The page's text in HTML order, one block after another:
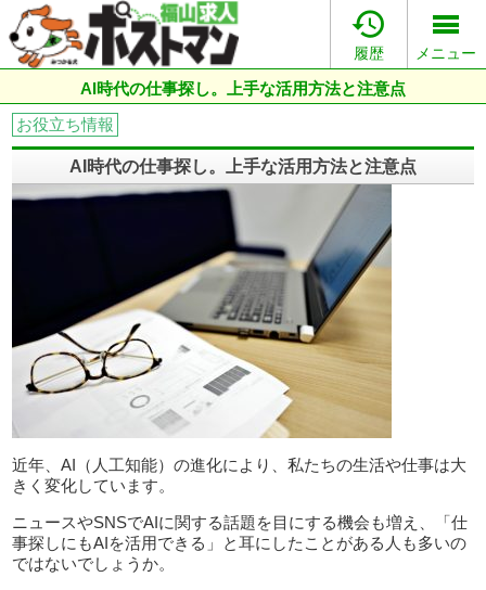

履歴 メニュー
AI時代の仕事探し。上手な活用方法と注意点
お役立ち情報
AI時代の仕事探し。上手な活用方法と注意点
近年、AI（人工知能）の進化により、私たちの生活や仕事は大
きく変化しています。
ニュースやSNSでAIに関する話題を目にする機会も増え、「仕
事探しにもAIを活用できる」と耳にしたことがある人も多いの
ではないでしょうか。